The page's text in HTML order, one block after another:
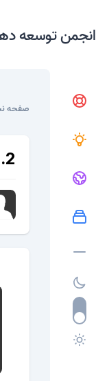
انجمن توسعه
صفحه